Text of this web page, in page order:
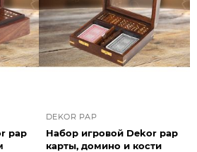
pap
DEKOR PAP
Набор игровой Dekor pap
карты, домино и кости